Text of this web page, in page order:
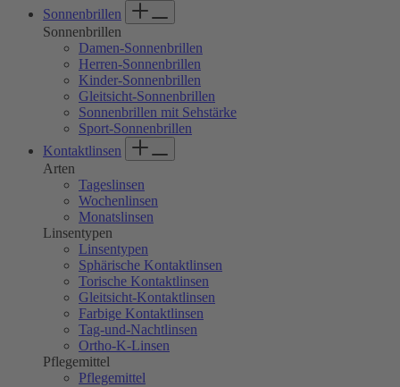
Sonnenbrillen
Sonnenbrillen
Damen-Sonnenbrillen
Herren-Sonnenbrillen
Kinder-Sonnenbrillen
Gleitsicht-Sonnenbrillen
Sonnenbrillen mit Sehstärke
Sport-Sonnenbrillen
Kontaktlinsen
Arten
Tageslinsen
Wochenlinsen
Monatslinsen
Linsentypen
Linsentypen
Sphärische Kontaktlinsen
Torische Kontaktlinsen
Gleitsicht-Kontaktlinsen
Farbige Kontaktlinsen
Tag-und-Nachtlinsen
Ortho-K-Linsen
Pflegemittel
Pflegemittel